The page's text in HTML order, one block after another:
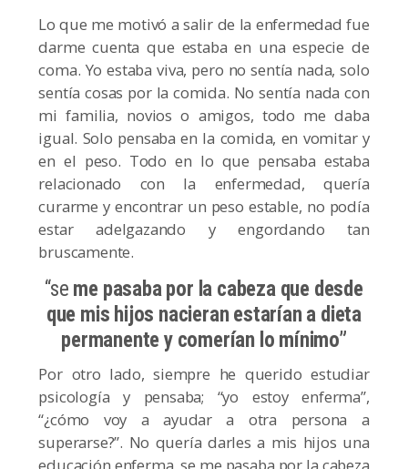
Lo que me motivó a salir de la enfermedad fue
darme cuenta que estaba en una especie de
coma. Yo estaba viva, pero no sentía nada, solo
sentía cosas por la comida. No sentía nada con
mi familia, novios o amigos, todo me daba
igual. Solo pensaba en la comida, en vomitar y
en el peso. Todo en lo que pensaba estaba
relacionado con la enfermedad, quería
curarme y encontrar un peso estable, no podía
estar adelgazando y engordando tan
bruscamente.
“se me pasaba por la cabeza que desde
que mis hijos nacieran estarían a dieta
permanente y comerían lo mínimo”
Por otro lado, siempre he querido estudiar
psicología y pensaba; “yo estoy enferma”,
“¿cómo voy a ayudar a otra persona a
superarse?”. No quería darles a mis hijos una